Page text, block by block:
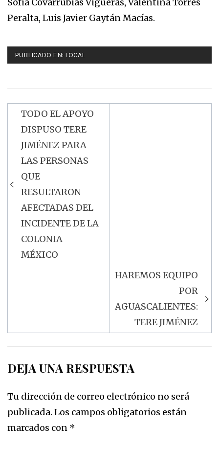
Peralta, Luis Javier Gaytán Macías.
PUBLICADO EN: LOCAL
Navegación
de
entradas
TODO EL APOYO
DISPUSO TERE
JIMÉNEZ PARA
LAS PERSONAS
QUE
RESULTARON
AFECTADAS DEL
INCIDENTE DE LA
COLONIA
MÉXICO
HAREMOS EQUIPO
POR
AGUASCALIENTES:
TERE JIMÉNEZ
DEJA UNA RESPUESTA
Tu dirección de correo electrónico no será
publicada. Los campos obligatorios están
marcados con *